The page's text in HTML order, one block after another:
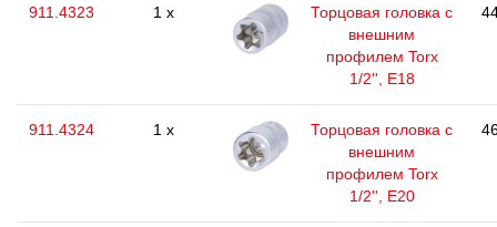
911.4323 1 x
Торцовая головка с
внешним
профилем Torx
1/2'', E18
911.4324 1 x
Торцовая головка с
внешним
профилем Torx
1/2'', E20